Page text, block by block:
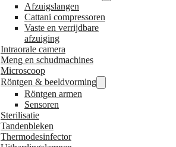
Afzuigslangen
Cattani compressoren
Vaste en verrijdbare
afzuiging
Intraorale camera
Meng en schudmachines
Microscoop
Röntgen & beeldvorming
Röntgen armen
Sensoren
Sterilisatie
Tandenbleken
Thermodesinfector